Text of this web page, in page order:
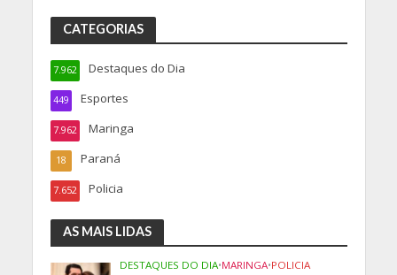
CATEGORIAS
Destaques do Dia
7.962
Esportes
449
Maringa
7.962
Paraná
18
Policia
7.652
AS MAIS LIDAS
DESTAQUES DO DIA•MARINGA•POLICIA